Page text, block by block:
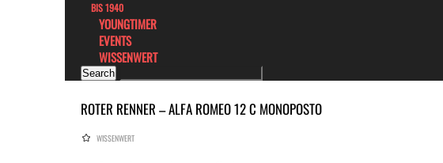
BIS 1940
YOUNGTIMER
EVENTS
WISSENWERT
ROTER RENNER – ALFA ROMEO 12 C MONOPOSTO
WISSENWERT